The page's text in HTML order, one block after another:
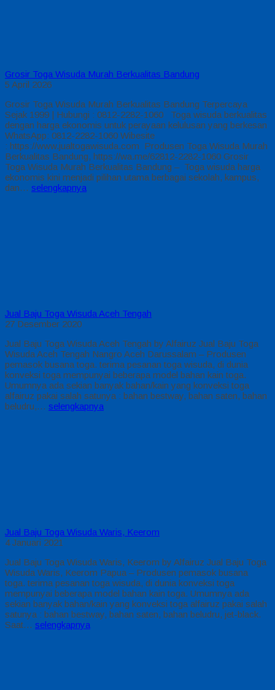
Grosir Toga Wisuda Murah Berkualitas Bandung
5 April 2026
Grosir Toga Wisuda Murah Berkualitas Bandung Terpercaya
Sejak 1999 | Hubungi : 0812-2282-1060 Toga wisuda berkualitas
dengan harga ekonomis untuk perayaan kelulusan yang berkesan
WhatsApp: 0812-2282-1060 Wibesite
: https://www.jualtogawisuda.com Produsen Toga Wisuda Murah
Berkualitas Bandung, https://wa.me/62812-2282-1060 Grosir
Toga Wisuda Murah Berkualitas Bandung – Toga wisuda harga
ekonomis kini menjadi pilihan utama berbagai sekolah, kampus,
dan… selengkapnya
Jual Baju Toga Wisuda Aceh Tengah
27 Desember 2020
Jual Baju Toga Wisuda Aceh Tengah by Alfairuz Jual Baju Toga
Wisuda Aceh Tengah Nangro Aceh Darussalam – Produsen
pemasok busana toga. terima pesanan toga wisuda, di dunia
konveksi toga mempunyai beberapa model bahan kain toga.
Umumnya ada sekian banyak bahan/kain yang konveksi toga
alfairuz pakai salah satunya : bahan bestway, bahan saten, bahan
beludru,… selengkapnya
Jual Baju Toga Wisuda Waris, Keerom
4 Januari 2021
Jual Baju Toga Wisuda Waris, Keerom by Alfairuz Jual Baju Toga
Wisuda Waris, Keerom Papua – Produsen pemasok busana
toga. terima pesanan toga wisuda, di dunia konveksi toga
mempunyai beberapa model bahan kain toga. Umumnya ada
sekian banyak bahan/kain yang konveksi toga alfairuz pakai salah
satunya : bahan bestway, bahan saten, bahan beludru, jet-black.
Saat… selengkapnya